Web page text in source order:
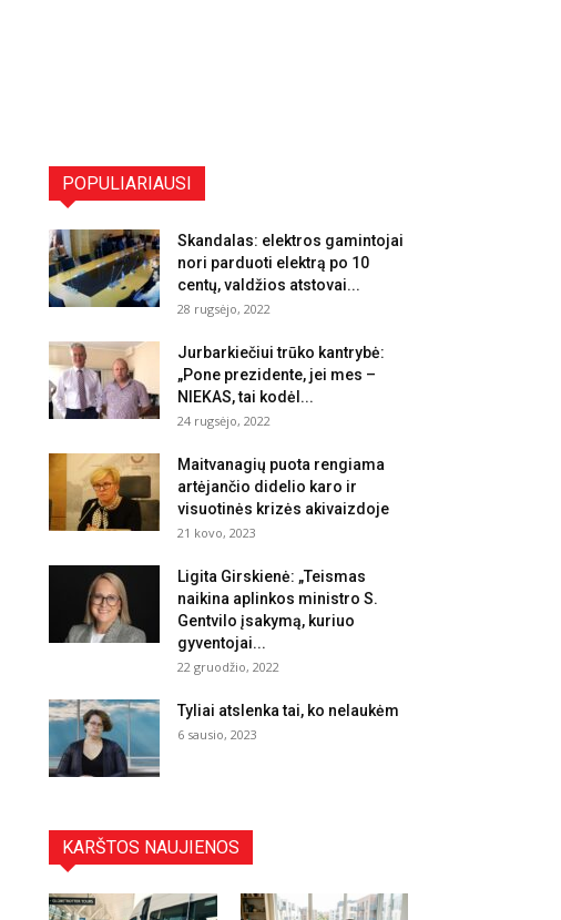
POPULIARIAUSI
Skandalas: elektros gamintojai
nori parduoti elektrą po 10
centų, valdžios atstovai...
28 rugsėjo, 2022
Jurbarkiečiui trūko kantrybė:
„Pone prezidente, jei mes –
NIEKAS, tai kodėl...
24 rugsėjo, 2022
Maitvanagių puota rengiama
artėjančio didelio karo ir
visuotinės krizės akivaizdoje
21 kovo, 2023
Ligita Girskienė: „Teismas
naikina aplinkos ministro S.
Gentvilo įsakymą, kuriuo
gyventojai...
22 gruodžio, 2022
Tyliai atslenka tai, ko nelaukėm
6 sausio, 2023
KARŠTOS NAUJIENOS